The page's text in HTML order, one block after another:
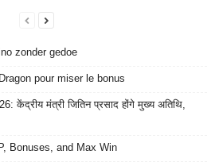
zonder gedoe
pour miser le bonus
मंत्री जितिन प्रसाद होंगे मुख्य अतिथि,
Bonuses, and Max Win